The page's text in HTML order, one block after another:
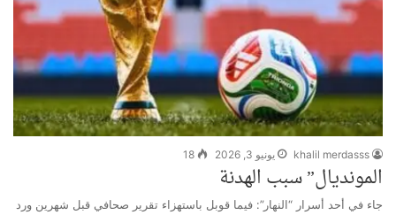
khalil merdasss يونيو 3, 2026 18
المونديال” سبب الهدنة
جاء في أحد أسرار “النهار”: فيما قوبل باستهزاء تقرير صحافي قبل شهرين ورد